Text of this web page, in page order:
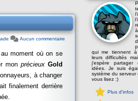
Aucun commentaire
moment où on se
mon précieux Gold
à changer
finalement derrière
qui me tiennent
leurs difficultés
j'espère partager
idées. Je suis
système du
vous lisez :)
Plus d'infos